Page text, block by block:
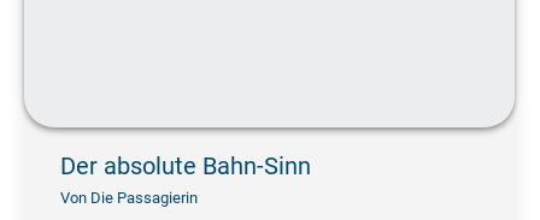
Der absolute Bahn-Sinn
Von Die Passagierin